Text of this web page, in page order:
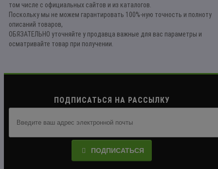
том числе с официальных сайтов и из каталогов.
Поскольку мы не можем гарантировать 100%-ную точность и полноту
описаний товаров,
ОБЯЗАТЕЛЬНО уточняйте у продавца важные для вас параметры и
осматривайте товар при получении.
ПОДПИСАТЬСЯ НА РАССЫЛКУ
ПОДПИСАТЬСЯ